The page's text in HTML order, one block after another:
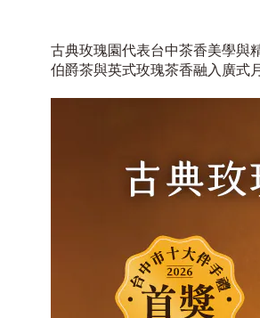
古典玫瑰園代表台中茶香美學與
伯爵茶與英式玫瑰茶香融入廣式